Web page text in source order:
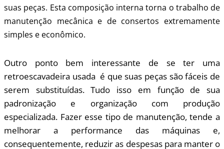
suas peças. Esta composição interna torna o trabalho de
manutenção mecânica e de consertos extremamente
simples e econômico.
Outro ponto bem interessante de se ter uma
retroescavadeira usada é que suas peças são fáceis de
serem substituídas. Tudo isso em função de sua
padronização e organização com produção
especializada. Fazer esse tipo de manutenção, tende a
melhorar a performance das máquinas e,
consequentemente, reduzir as despesas para manter o